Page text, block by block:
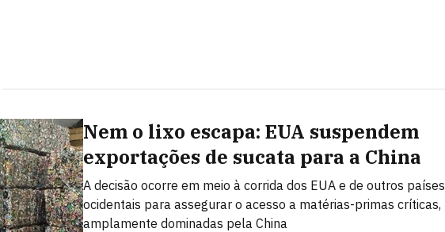
Nem o lixo escapa: EUA suspendem
exportações de sucata para a China
A decisão ocorre em meio à corrida dos EUA e de outros países
ocidentais para assegurar o acesso a matérias-primas críticas,
amplamente dominadas pela China